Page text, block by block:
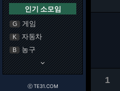
인기 소모임
G 게임
K 자동차
B 농구
keyboard_arrow_down
ⓒ TE31.COM
1